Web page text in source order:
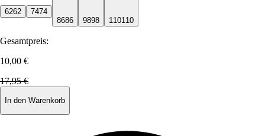
6262 7474
8686 9898 110110
Gesamtpreis:
10,00 €
17,95 €
In den Warenkorb